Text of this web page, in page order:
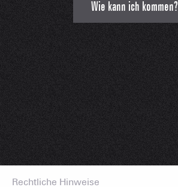
Wie kann ich kommen?
Rechtliche Hinweise